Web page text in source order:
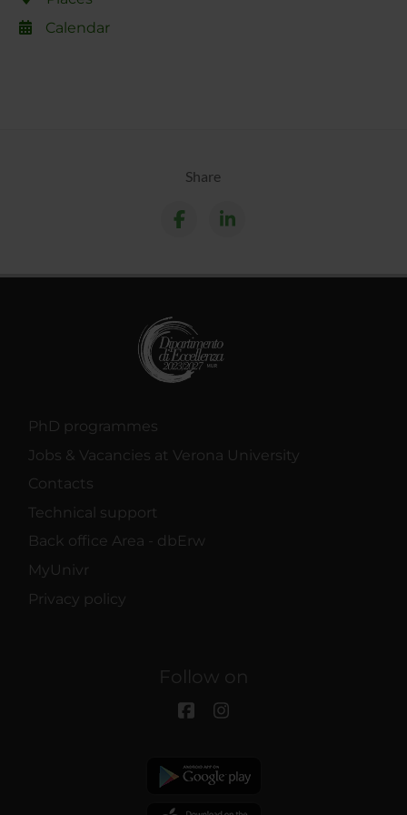
Calendar
Share
PhD programmes
Jobs & Vacancies at Verona University
Contacts
Technical support
Back office Area - dbErw
MyUnivr
Privacy policy
Follow on